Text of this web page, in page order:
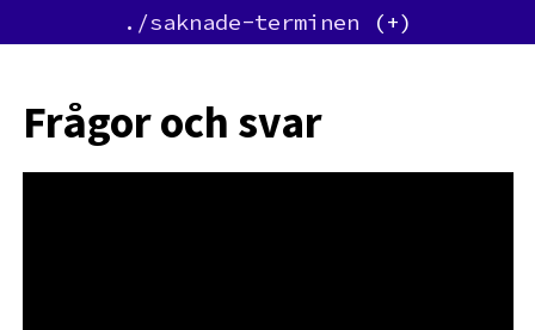
./saknade-terminen
Frågor och svar